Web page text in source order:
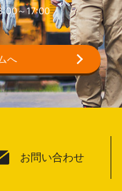
～17:00
へ
お問い合わせ